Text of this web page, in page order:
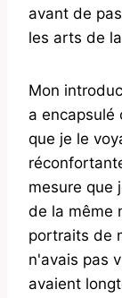
avant de
les arts de
Mon
a encapsulé
que je le
mesure que
de la même
portraits de
n'avais pas
avaient